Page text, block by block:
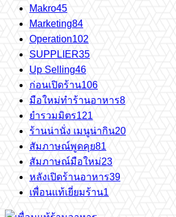
Makro45
Marketing84
Operation102
SUPPLIER35
Up Selling46
ก่อนเปิดร้าน106
มือใหม่ทำร้านอาหาร8
ยำรวมมิตร121
ร้านน่านั่ง เมนูน่ากิน20
สัมภาษณ์พูดคุย81
สัมภาษณ์มือใหม่23
หลังเปิดร้านอาหาร39
เพื่อนแท้เยี่ยมร้าน1